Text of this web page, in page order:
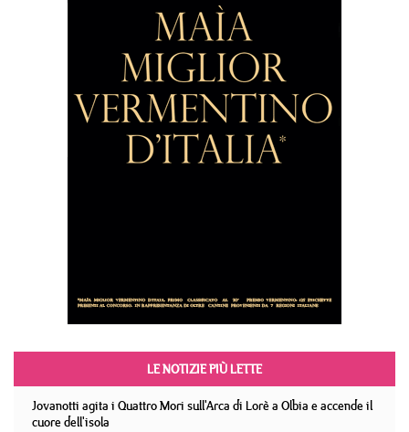
LE NOTIZIE PIÙ LETTE
Jovanotti agita i Quattro Mori sull'Arca di Lorè a Olbia e accende il
cuore dell'isola